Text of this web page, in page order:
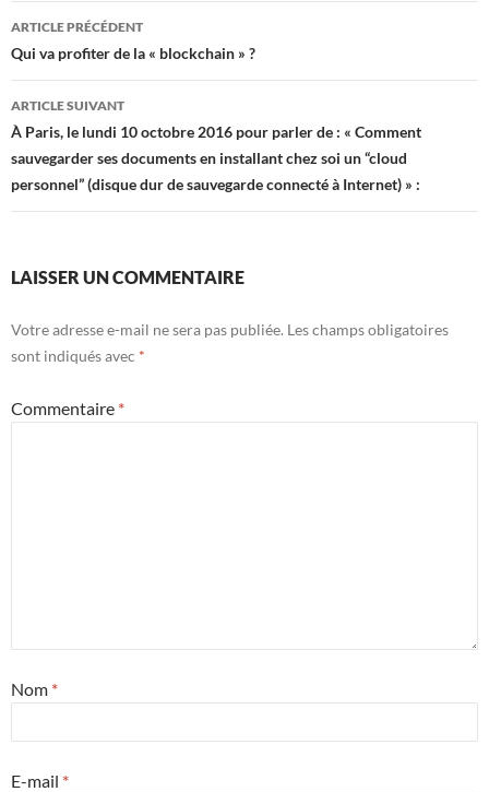
Navigation
des
articles
ARTICLE PRÉCÉDENT
Qui va profiter de la « blockchain » ?
ARTICLE SUIVANT
À Paris, le lundi 10 octobre 2016 pour parler de : « Comment
sauvegarder ses documents en installant chez soi un “cloud
personnel” (disque dur de sauvegarde connecté à Internet) » :
LAISSER UN COMMENTAIRE
Votre adresse e-mail ne sera pas publiée. Les champs obligatoires
sont indiqués avec *
Commentaire *
Nom *
E-mail *